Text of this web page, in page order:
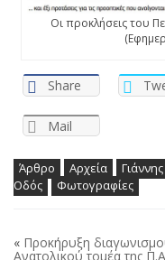
Οι προκλήσεις του
Share
Mail
Άρθρο Αρχεία
Οδός
Φωτογραφίες
« Προκήρυξη
Ανατολικού τομέα της